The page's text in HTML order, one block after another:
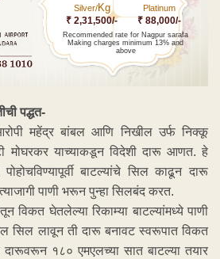
Silver/Kg
₹ 2,31,500/-
Platinum
₹ 88,000/-
Recommended rate for Nagpur sarafa
Making charges minimum 13% and
above
पद्धत-
महेंद्र बांबल आणि निखील उर्फ निक्कू
मोघरकर याच्याकडून विदेशी दारू आणत. हे
बाटल्यांचे सिल काढून दारू
पाणी भरून पुन्हा सिलबंद करत.
विकत घेतलेल्या रिकाम्या बाटल्यांमध्ये पाणी
लावून ती दारू बनावट स्वरूपात विकत
१८० एमएलच्या सात बाटल्या तयार